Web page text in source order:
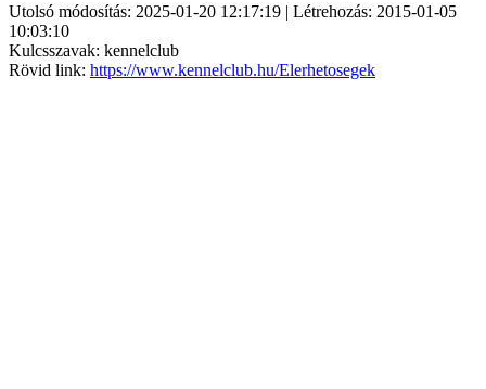
Utolsó módosítás: 2025-01-20 12:17:19 | Létrehozás: 2015-01-05
10:03:10
Kulcsszavak: kennelclub
Rövid link: https://www.kennelclub.hu/Elerhetosegek